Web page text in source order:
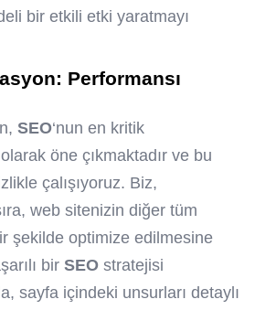
bir etkili etki yaratmayı
Performansı
SEO‘nun en kritik
öne çıkmaktadır ve bu
çalışıyoruz. Biz,
web sitenizin diğer tüm
şekilde optimize edilmesine
bir SEO stratejisi
sayfa içindeki unsurları detaylı